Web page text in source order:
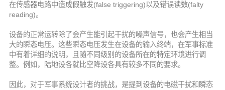
在传感器电路中造成假触发(false triggering)以及错误读数(falty
reading)。
设备的正常运转除了会产生能引起干扰的噪声信号，也会产生相当
大的瞬态电压。这些瞬态电压发生在设备的输入终端，在军事标准
中有着详细的说明，且随不同级别的设备所在的特定环境进行调
整。例如，陆地设各就比空降设各具有较多不同的要求。
因此，对于军事系统设计者的挑战，是提到设备的电磁干扰和瞬态